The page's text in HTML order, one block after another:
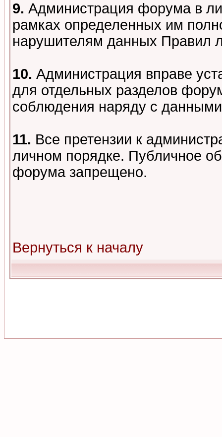
9. Администрация форума в
рамках определенных им
нарушителям данных Правил
10. Администрация вправе
для отдельных разделов
соблюдения наряду с
11. Все претензии к
личном порядке. Публичное
форума запрещено.
Вернуться к началу